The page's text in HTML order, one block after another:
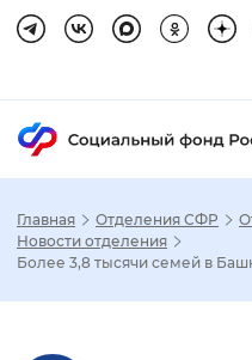
Настройка
Главная Отделения СФР
Новости отделения
Более 3,8 тысячи семей в